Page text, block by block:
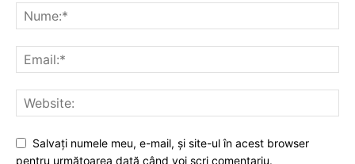
Salvaţi numele meu, e-mail, şi site-ul în acest browser
pentru următoarea dată când voi scri comentariu.